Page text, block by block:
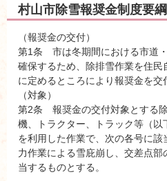
村山市除雪報奨金制度要綱
（報奨金の交付）
第1条 市は冬期間における市道
確保するため、除排雪作業を住民
に定めるところにより報奨金を交
（対象）
第2条 報奨金の交付対象とする
機、トラクター、トラック等（以
を利用した作業で、次の各号に該
力作業による雪庇崩し、交差点
当するものとする。